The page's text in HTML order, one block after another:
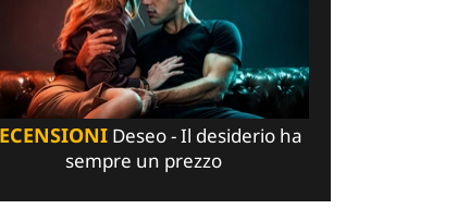
Deseo - Il desiderio ha
sempre un prezzo